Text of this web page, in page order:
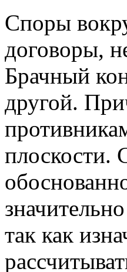
Споры
договоры,
Брачный
другой.
плоскости.
так как